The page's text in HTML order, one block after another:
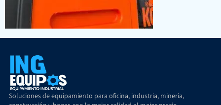
Soluciones de equipamiento para oficina, industria, minería,